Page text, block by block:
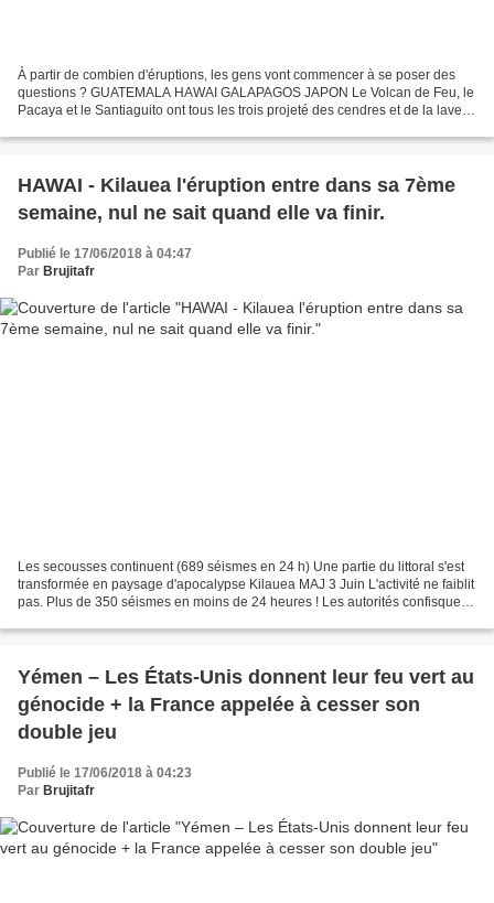
À partir de combien d'éruptions, les gens vont commencer à se poser des
questions ? GUATEMALA HAWAI GALAPAGOS JAPON Le Volcan de Feu, le
Pacaya et le Santiaguito ont tous les trois projeté des cendres et de la lave
HAWAI - Kilauea l'éruption entre dans sa 7ème
semaine, nul ne sait quand elle va finir.
Publié le 17/06/2018 à 04:47
Par Brujitafr
Les secousses continuent (689 séismes en 24 h) Une partie du littoral s'est
transformée en paysage d'apocalypse Kilauea MAJ 3 Juin L'activité ne faiblit
pas. Plus de 350 séismes en moins de 24 heures ! Les autorités confisquent
Yémen – Les États-Unis donnent leur feu vert au
génocide + la France appelée à cesser son
double jeu
Publié le 17/06/2018 à 04:23
Par Brujitafr